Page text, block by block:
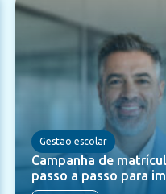
Gestão escolar
Campanha de
passo a passo para